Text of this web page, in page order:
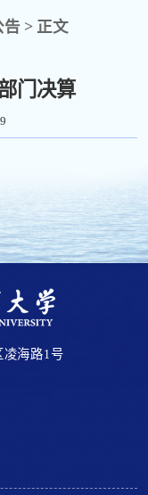
告 > 正文
门决算
海路1号